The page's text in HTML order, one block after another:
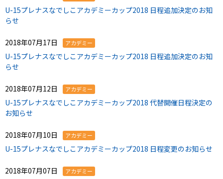
U-15プレナスなでしこアカデミーカップ2018 日程追加決定のお知
らせ
2018年07月17日 アカデミー
U-15プレナスなでしこアカデミーカップ2018 日程追加決定のお知
らせ
2018年07月12日 アカデミー
U-15プレナスなでしこアカデミーカップ2018 代替開催日程決定の
お知らせ
2018年07月10日 アカデミー
U-15プレナスなでしこアカデミーカップ2018 日程変更のお知らせ
2018年07月07日 アカデミー